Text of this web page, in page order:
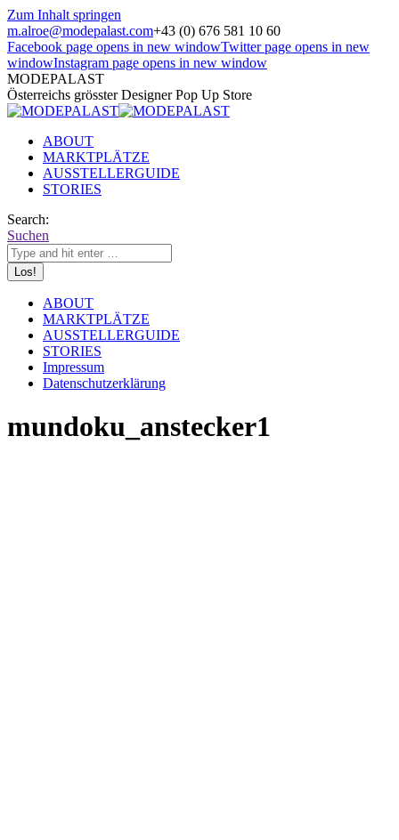
Zum Inhalt springen
m.alroe@modepalast.com+43 (0) 676 581 10 60
Facebook page opens in new windowTwitter page opens in new
windowInstagram page opens in new window
MODEPALAST
Österreichs grösster Designer Pop Up Store
ABOUT
MARKTPLÄTZE
AUSSTELLERGUIDE
STORIES
Search:
Suchen
ABOUT
MARKTPLÄTZE
AUSSTELLERGUIDE
STORIES
Impressum
Datenschutzerklärung
mundoku_anstecker1